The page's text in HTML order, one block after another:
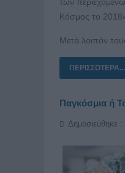
των
Κόσμος το
Μετά λοιπόν
ΠΕΡΙΣΣΌΤΕΡΑ...
Παγκόσμια ή
Δημοσιεύθηκε